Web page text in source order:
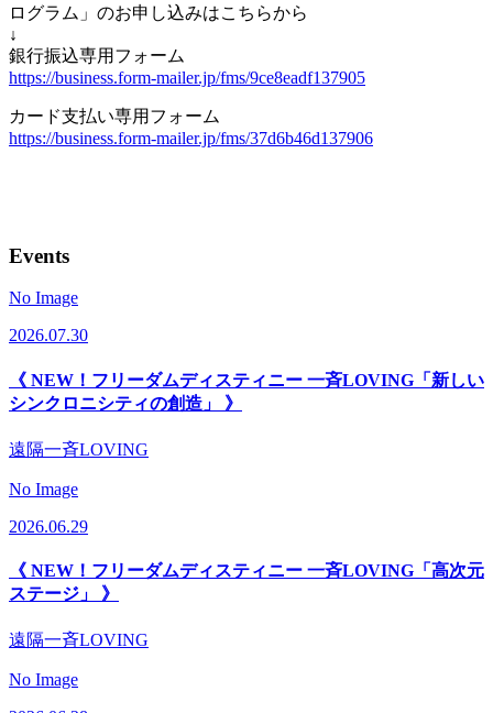
ログラム」のお申し込みはこちらから
↓
銀行振込専用フォーム
https://business.form-mailer.jp/fms/9ce8eadf137905
カード支払い専用フォーム
https://business.form-mailer.jp/fms/37d6b46d137906
Events
No Image
2026.07.30
《 NEW！フリーダムディスティニー 一斉LOVING「新しい
シンクロニシティの創造」 》
遠隔一斉LOVING
No Image
2026.06.29
《 NEW！フリーダムディスティニー 一斉LOVING「高次元
ステージ」 》
遠隔一斉LOVING
No Image